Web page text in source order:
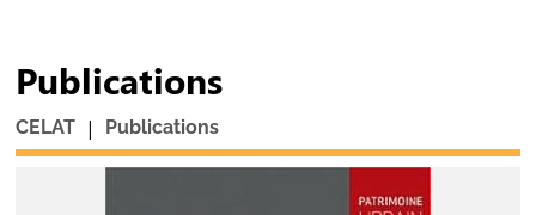
Publications
CELAT | Publications